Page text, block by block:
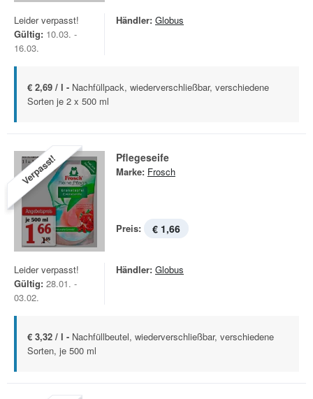
Leider verpasst!
Gültig: 10.03. -
16.03.
Händler: Globus
€ 2,69 / l - Nachfüllpack, wiederverschließbar, verschiedene
Sorten je 2 x 500 ml
Verpasst! Pflegeseife
Marke: Frosch
Preis: € 1,66
Leider verpasst!
Gültig: 28.01. -
03.02.
Händler: Globus
€ 3,32 / l - Nachfüllbeutel, wiederverschließbar, verschiedene
Sorten, je 500 ml